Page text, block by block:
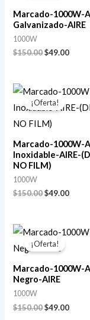
Marcado-1000W-
Galvanizado-AIRE
1000W
$150.00
$150.00.
$49.00
¡Oferta!
Marcado-1000W-
Inoxidable-AIRE-
NO FILM)
1000W
$150.00
El
precio
original
era:
$150.00.
$49.00
El
¡Oferta!
Marcado-1000W-
Negro-AIRE
1000W
$150.00
El
precio
original
$150.00.
$49.00
El